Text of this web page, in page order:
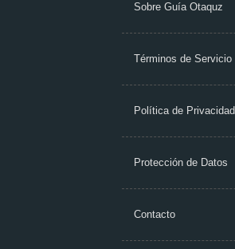
Sobre Guía Otaquz
Términos de Servicio
Política de Privacidad
Protección de Datos
Contacto